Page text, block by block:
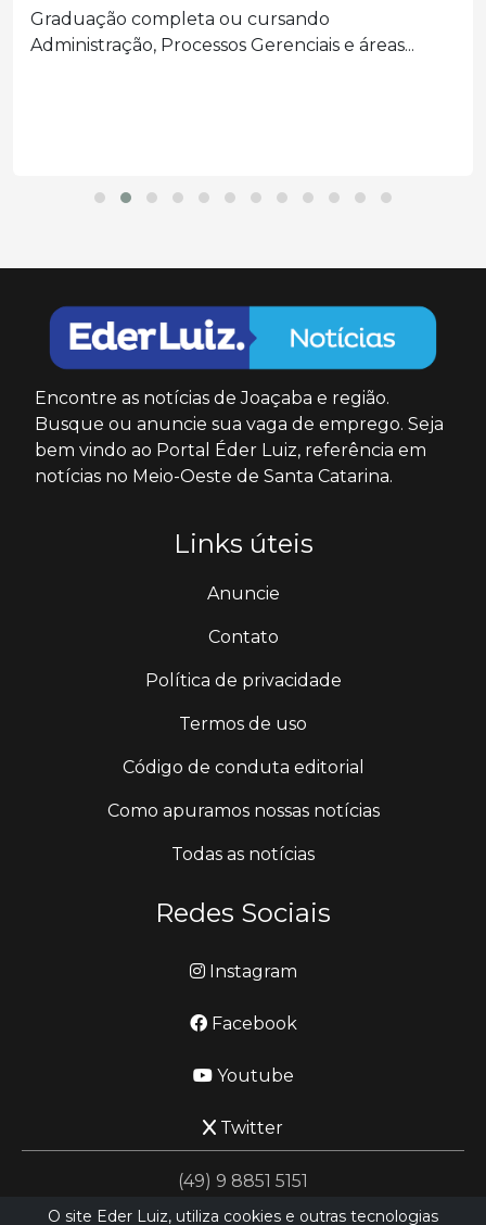
Graduação completa ou cursando
Administração, Processos Gerenciais e áreas...
Encontre as notícias de Joaçaba e região.
Busque ou anuncie sua vaga de emprego. Seja
bem vindo ao Portal Éder Luiz, referência em
notícias no Meio-Oeste de Santa Catarina.
Links úteis
Anuncie
Contato
Política de privacidade
Termos de uso
Código de conduta editorial
Como apuramos nossas notícias
Todas as notícias
Redes Sociais
Instagram
Facebook
Youtube
Twitter
(49) 9 8851 5151
O site Eder Luiz, utiliza cookies e outras tecnologias